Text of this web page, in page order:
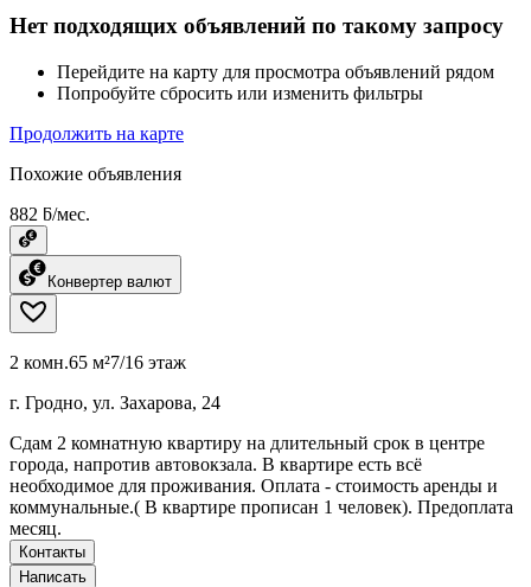
Нет подходящих объявлений по такому запросу
Перейдите на карту для просмотра объявлений рядом
Попробуйте сбросить или изменить фильтры
Продолжить на карте
Похожие объявления
882 ƃ/мес.
Конвертер валют
2 комн.65 м²7/16 этаж
г. Гродно, ул. Захарова, 24
Сдам 2 комнатную квартиру на длительный срок в центре
города, напротив автовокзала. В квартире есть всё
необходимое для проживания. Оплата - стоимость аренды и
коммунальные.( В квартире прописан 1 человек). Предоплата
месяц.
Контакты
Написать